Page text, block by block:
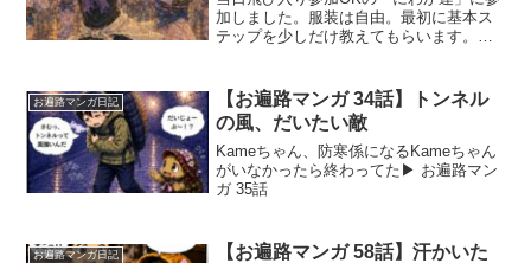
加しました。服装は自由。最初に基本ス
テップを少しだけ教えてもらいます。数
て、気づけば夢中で踊っていました。し
かも私の前には、本物...
お遍路マンガ日記
【お遍路マンガ 34話】トンネル
の風、だいたい敵
Kameちゃん、防寒係になるKameちゃん
がいなかったら終わってた▶︎ お遍路マン
ガ 35話
お遍路マンガ日記
【お遍路マンガ 58話】汗かいた